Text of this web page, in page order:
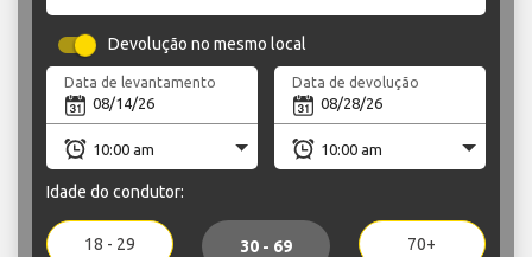
Devolução no mesmo local
Data de levantamento Data de devolução
Idade do condutor:
18 - 29 30 - 69 70+